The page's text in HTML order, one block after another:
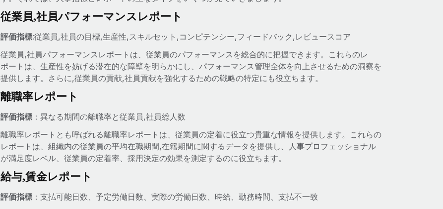
従業員,社員パフォーマンスレポート
評価指標:従業員,社員の目標,生産性,スキルセット,コンピテンシー,フィードバック,レビュースコア
従業員,社員パフォーマンスレポートは、従業員のパフォーマンスを総合的に把握できます。これらのレ
ポートは、生産性を妨げる潜在的な障壁を明らかにし、パフォーマンス管理全体を向上させるための洞察を
提供します。さらに,従業員の貢献,社員貢献を強化するための戦略の特定にも役立ちます。
離職率レポート
評価指標：異なる期間の離職率と従業員,社員総人数
離職率レポートとも呼ばれる離職率レポートは、従業員の定着に役立つ貴重な情報を提供します。これらの
レポートは、組織内の従業員の平均在職期間,在籍期間に関するデータを提供し、人事プロフェッショナル
が満足度レベル、従業員の定着率、採用決定の効果を測定するのに役立ちます。
給与,賃金レポート
評価指標：支払可能日数、予定労働日数、実際の労働日数、時給、勤務時間、支払不一致